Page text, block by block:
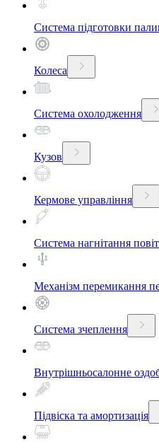
Система підготовки
Колеса
Система охолодження
Кузов
Кермове управління
Система нагнітання
Механізм перемикання
Система зчеплення
Внутрішньосалонне
Підвіска та амортизація